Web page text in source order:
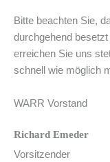
Bitte beachten Sie,
durchgehend
erreichen Sie uns
schnell wie möglich
WARR Vorstand
Richard Emeder
Vorsitzender